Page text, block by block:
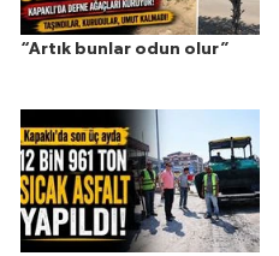
“Artık bunlar odun olur”